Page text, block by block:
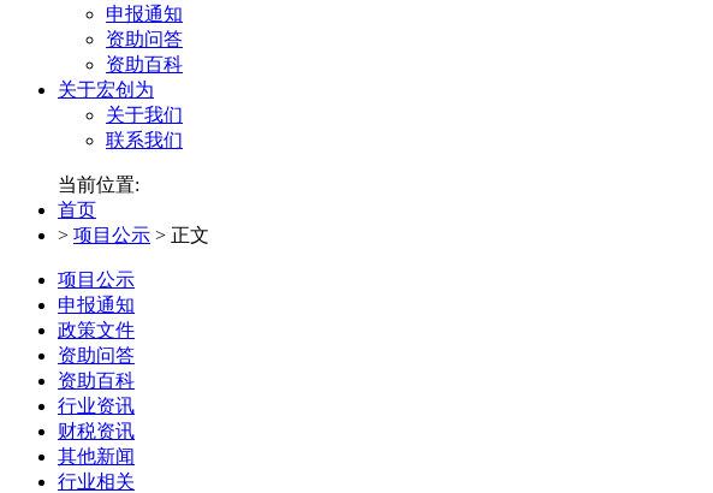
申报通知
资助问答
资助百科
关于宏创为
关于我们
联系我们
当前位置:
首页
> 项目公示 > 正文
项目公示
申报通知
政策文件
资助问答
资助百科
行业资讯
财税资讯
其他新闻
行业相关